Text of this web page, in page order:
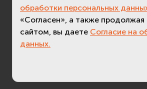
обработки персональных
«Согласен», а также
сайтом, вы даете Согласие на
данных.